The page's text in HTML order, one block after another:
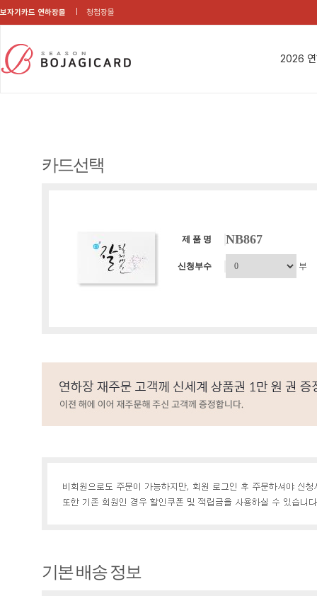
보자기카드 연하장몰 청첩장몰
2026
카드선택
제 품 명 NB867
신청부수 부
기본 배송 정보